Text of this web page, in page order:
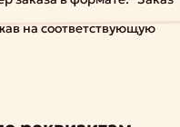
на соответствующую